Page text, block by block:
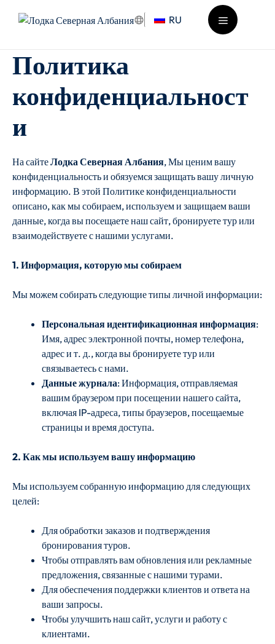
RU
Меню
Политика
конфиденциальност
и
На сайтеЛодка Северная Албания, Мы ценим вашу
конфиденциальность и обязуемся защищать вашу личную
информацию. В этой Политике конфиденциальности
описано, как мы собираем, используем и защищаем ваши
данные, когда вы посещаете наш сайт, бронируете тур или
взаимодействуете с нашими услугами.
1. Информация, которую мы собираем
Мы можем собирать следующие типы личной информации:
Персональная идентификационная информация:
Имя, адрес электронной почты, номер телефона,
адрес и т. д., когда вы бронируете тур или
связываетесь с нами.
Данные журнала: Информация, отправляемая
вашим браузером при посещении нашего сайта,
включая IP-адреса, типы браузеров, посещаемые
страницы и время доступа.
2. Как мы используем вашу информацию
Мы используем собранную информацию для следующих
целей:
Для обработки заказов и подтверждения
бронирования туров.
Чтобы отправлять вам обновления или рекламные
предложения, связанные с нашими турами.
Для обеспечения поддержки клиентов и ответа на
ваши запросы.
Чтобы улучшить наш сайт, услуги и работу с
клиентами.